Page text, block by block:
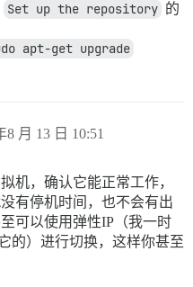
Set up the repository 的
apt-get upgrade
8 月 13 日 10:51
机，确认它能正常工作，
有停机时间，也不会有出
可以使用弹性IP（我一时
的）进行切换，这样你甚至